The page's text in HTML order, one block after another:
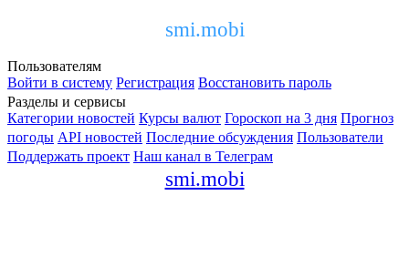
smi.mobi
Пользователям
Войти в систему Регистрация Восстановить пароль
Разделы и сервисы
Категории новостей Курсы валют Гороскоп на 3 дня Прогноз
погоды API новостей Последние обсуждения Пользователи
Поддержать проект Наш канал в Телеграм
smi.mobi